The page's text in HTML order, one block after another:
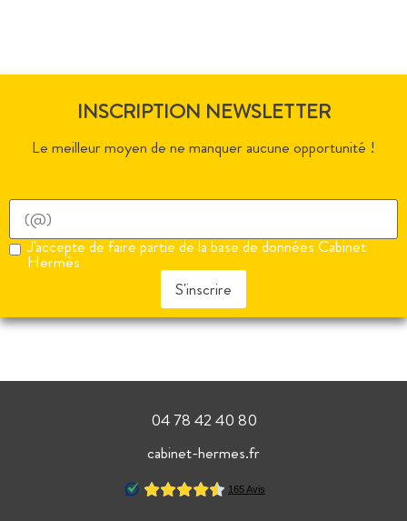
INSCRIPTION NEWSLETTER
Le meilleur moyen de ne manquer aucune opportunité !
J'accepte de faire partie de la base de données Cabinet
Hermès
S'inscrire
04 78 42 40 80
cabinet-hermes.fr